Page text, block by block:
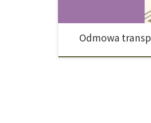
Odmowa